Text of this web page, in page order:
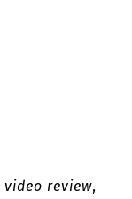
video review,